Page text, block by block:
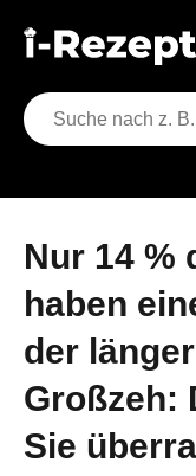
Nur 14 % der Bevölkerung
haben
der
Großzeh:
Sie